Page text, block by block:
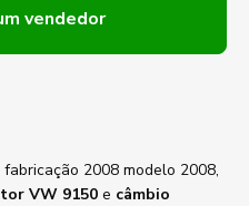
vendedor
fabricação 2008 modelo 2008,
VW 9150 e câmbio